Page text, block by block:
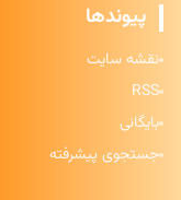
پیوندها
نقشه سایت
RSS
بایگانی
جستجوی پیشرفته